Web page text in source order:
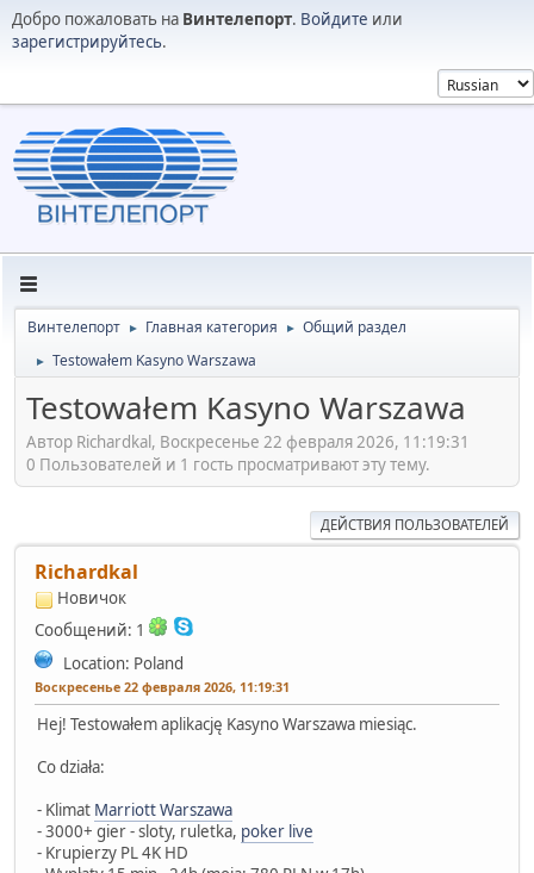
Добро пожаловать на Винтелепорт. Войдите или
зарегистрируйтесь.
Винтелепорт ► Главная категория ► Общий раздел
► Testowałem Kasyno Warszawa
Testowałem Kasyno Warszawa
Автор Richardkal, Воскресенье 22 февраля 2026, 11:19:31
0 Пользователей и 1 гость просматривают эту тему.
ДЕЙСТВИЯ ПОЛЬЗОВАТЕЛЕЙ
Richardkal
Новичок
Сообщений: 1
Location: Poland
Воскресенье 22 февраля 2026, 11:19:31
Hej! Testowałem aplikację Kasyno Warszawa miesiąc.
Co działa:
- Klimat Marriott Warszawa
- 3000+ gier - sloty, ruletka, poker live
- Krupierzy PL 4K HD